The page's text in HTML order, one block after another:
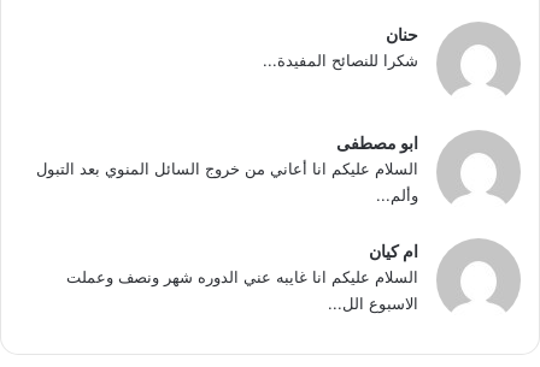
حنان
شكرا للنصائح المفيدة...
ابو مصطفى
السلام عليكم انا أعاني من خروج السائل المنوي بعد التبول
وألم...
ام كيان
السلام عليكم انا غايبه عني الدوره شهر ونصف وعملت
الاسبوع الل...